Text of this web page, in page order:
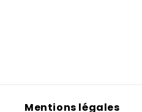
Mentions légales